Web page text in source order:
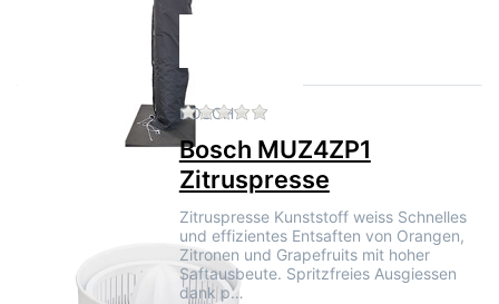
BOSCH Zu diesem Produkt liegen
Bosch MUZ4ZP1
Zitruspresse
Zitruspresse Kunststoff weiss Schnelles
und effizientes Entsaften von Orangen,
Zitronen und Grapefruits mit hoher
Saftausbeute. Spritzfreies Ausgiessen
dank p…